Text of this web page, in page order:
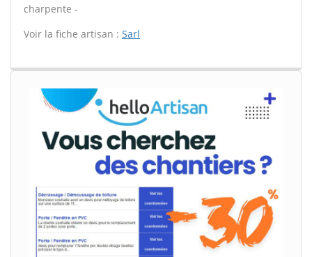
charpente -
Voir la fiche artisan : Sarl